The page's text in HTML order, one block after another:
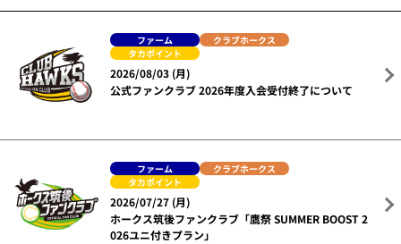
ファーム
クラブホークス
タカポイント
2026/08/03 (月)
公式ファンクラブ 2026年度入会受付終了について
ファーム
クラブホークス
タカポイント
2026/07/27 (月)
ホークス筑後ファンクラブ「鷹祭 SUMMER BOOST 2
026ユニ付きプラン」